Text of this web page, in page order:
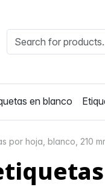
en blanco
por hoja, blanco, 210